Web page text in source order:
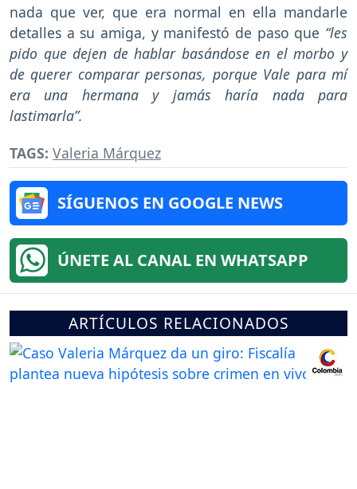
nada que ver, que era normal en ella mandarle
detalles a su amiga, y manifestó de paso que “les
pido que dejen de hablar basándose en el morbo y
de querer comparar personas, porque Vale para mí
era una hermana y jamás haría nada para
lastimarla”.
TAGS: Valeria Márquez
SÍGUENOS EN GOOGLE NEWS
ÚNETE AL CANAL EN WHATSAPP
ARTÍCULOS RELACIONADOS